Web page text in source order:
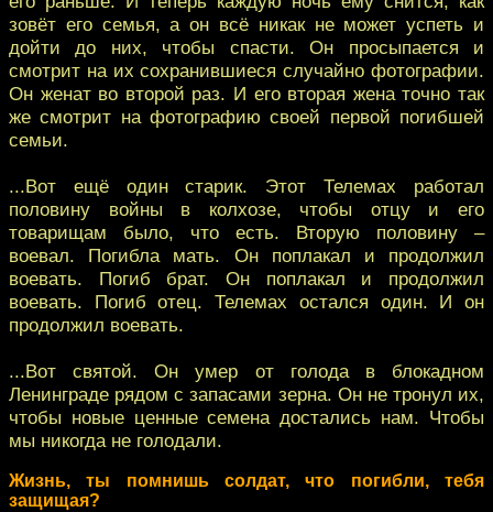
зовёт его семья, а он всё никак не может успеть и
дойти до них, чтобы спасти. Он просыпается и
смотрит на их сохранившиеся случайно фотографии.
Он женат во второй раз. И его вторая жена точно так
же смотрит на фотографию своей первой погибшей
семьи.
...Вот ещё один старик. Этот Телемах работал
половину войны в колхозе, чтобы отцу и его
товарищам было, что есть. Вторую половину –
воевал. Погибла мать. Он поплакал и продолжил
воевать. Погиб брат. Он поплакал и продолжил
воевать. Погиб отец. Телемах остался один. И он
продолжил воевать.
...Вот святой. Он умер от голода в блокадном
Ленинграде рядом с запасами зерна. Он не тронул их,
чтобы новые ценные семена достались нам. Чтобы
мы никогда не голодали.
Жизнь, ты помнишь солдат, что погибли, тебя
защищая?